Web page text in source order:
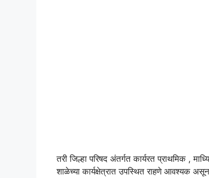
तरी जिल्हा परिषद अंतर्गत कार्यरत प्राथमिक ,
शाळेच्या कार्यक्षेत्रात उपस्थित राहणे आवश्यक